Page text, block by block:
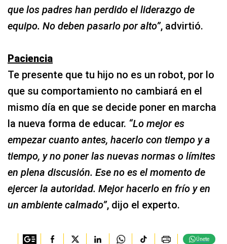
que los padres han perdido el liderazgo de
equipo. No deben pasarlo por alto”, advirtió.
Paciencia
Te presente que tu hijo no es un robot, por lo
que su comportamiento no cambiará en el
mismo día en que se decide poner en marcha
la nueva forma de educar. “Lo mejor es
empezar cuanto antes, hacerlo con tiempo y a
tiempo, y no poner las nuevas normas o límites
en plena discusión. Ese no es el momento de
ejercer la autoridad. Mejor hacerlo en frío y en
un ambiente calmado”, dijo el experto.
Únete